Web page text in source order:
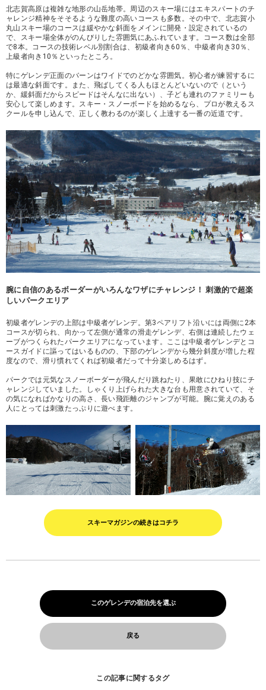
北志賀高原は複雑な地形の山岳地帯。周辺のスキー場にはエキスパートのチ
ャレンジ精神をそそるような難度の高いコースも多数。その中で、北志賀小
丸山スキー場のコースは緩やかな斜面をメインに開発・設定されているの
で、スキー場全体がのんびりした雰囲気にあふれています。コース数は全部
で8本。コースの技術レベル別割合は、初級者向き60％、中級者向き30％、
上級者向き10％といったところ。
特にゲレンデ正面のバーンはワイドでのどかな雰囲気。初心者が練習するに
は最適な斜面です。また、飛ばしてくる人もほとんどいないので（という
か、緩斜面だからスピードはそんなに出ない）、子ども連れのファミリーも
安心して楽しめます。スキー・スノーボードを始めるなら、プロが教えるス
クールを申し込んで、正しく教わるのが楽しく上達する一番の近道です。
腕に自信のあるボーダーがいろんなワザにチャレンジ！ 刺激的で超楽
しいパークエリア
初級者ゲレンデの上部は中級者ゲレンデ。第3ペアリフト沿いには両側に2本
コースが切られ、向かって左側が通常の滑走ゲレンデ、右側は連続したウェ
ーブがつくられたパークエリアになっています。ここは中級者ゲレンデとコ
ースガイドに謳ってはいるものの、下部のゲレンデから幾分斜度が増した程
度なので、滑り慣れてくれば初級者だって十分楽しめるはず。
パークでは元気なスノーボーダーが飛んだり跳ねたり、果敢にひねり技にチ
ャレンジしていました。しゃくり上げられた大きな台も用意されていて、そ
の気になればかなりの高さ、長い飛距離のジャンプが可能。腕に覚えのある
人にとっては刺激たっぷりに遊べます。
スキーマガジンの続きはコチラ
このゲレンデの宿泊先を選ぶ
戻る
この記事に関するタグ